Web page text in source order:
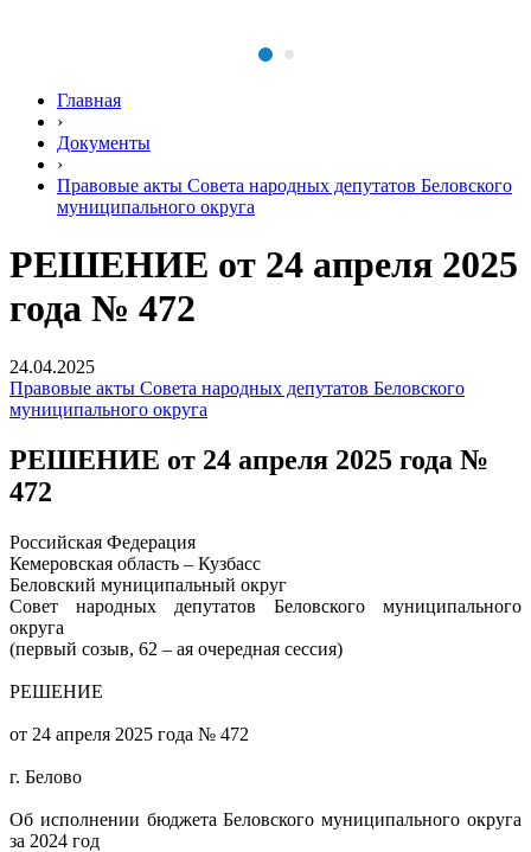
Главная
›
Документы
›
Правовые акты Совета народных депутатов Беловского
муниципального округа
РЕШЕНИЕ от 24 апреля 2025
года № 472
24.04.2025
Правовые акты Совета народных депутатов Беловского
муниципального округа
РЕШЕНИЕ от 24 апреля 2025 года №
472
Российская Федерация
Кемеровская область – Кузбасс
Беловский муниципальный округ
Совет народных депутатов Беловского муниципального
округа
(первый созыв, 62 – ая очередная сессия)
РЕШЕНИЕ
от 24 апреля 2025 года № 472
г. Белово
Об исполнении бюджета Беловского муниципального округа
за 2024 год